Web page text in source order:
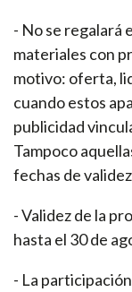
- No se regalará
materiales con
motivo: oferta,
cuando estos
publicidad
Tampoco
fechas de
- Validez de la
hasta el 30 de
- La